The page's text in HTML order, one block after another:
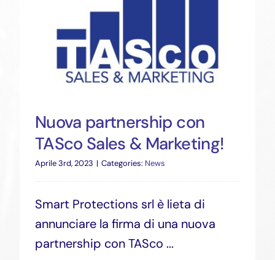
Nuova partnership con
TASco Sales & Marketing!
Aprile 3rd, 2023 | Categories: News
Smart Protections srl è lieta di
annunciare la firma di una nuova
partnership con TASco ...